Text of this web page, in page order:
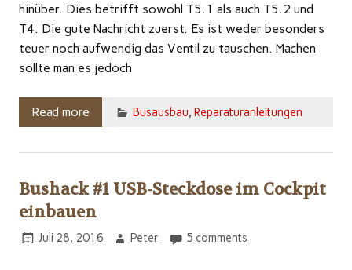
hinüber. Dies betrifft sowohl T5.1 als auch T5.2 und
T4. Die gute Nachricht zuerst. Es ist weder besonders
teuer noch aufwendig das Ventil zu tauschen. Machen
sollte man es jedoch
Read more Busausbau, Reparaturanleitungen
Bushack #1 USB-Steckdose im Cockpit
einbauen
Juli 28, 2016 Peter 5 comments